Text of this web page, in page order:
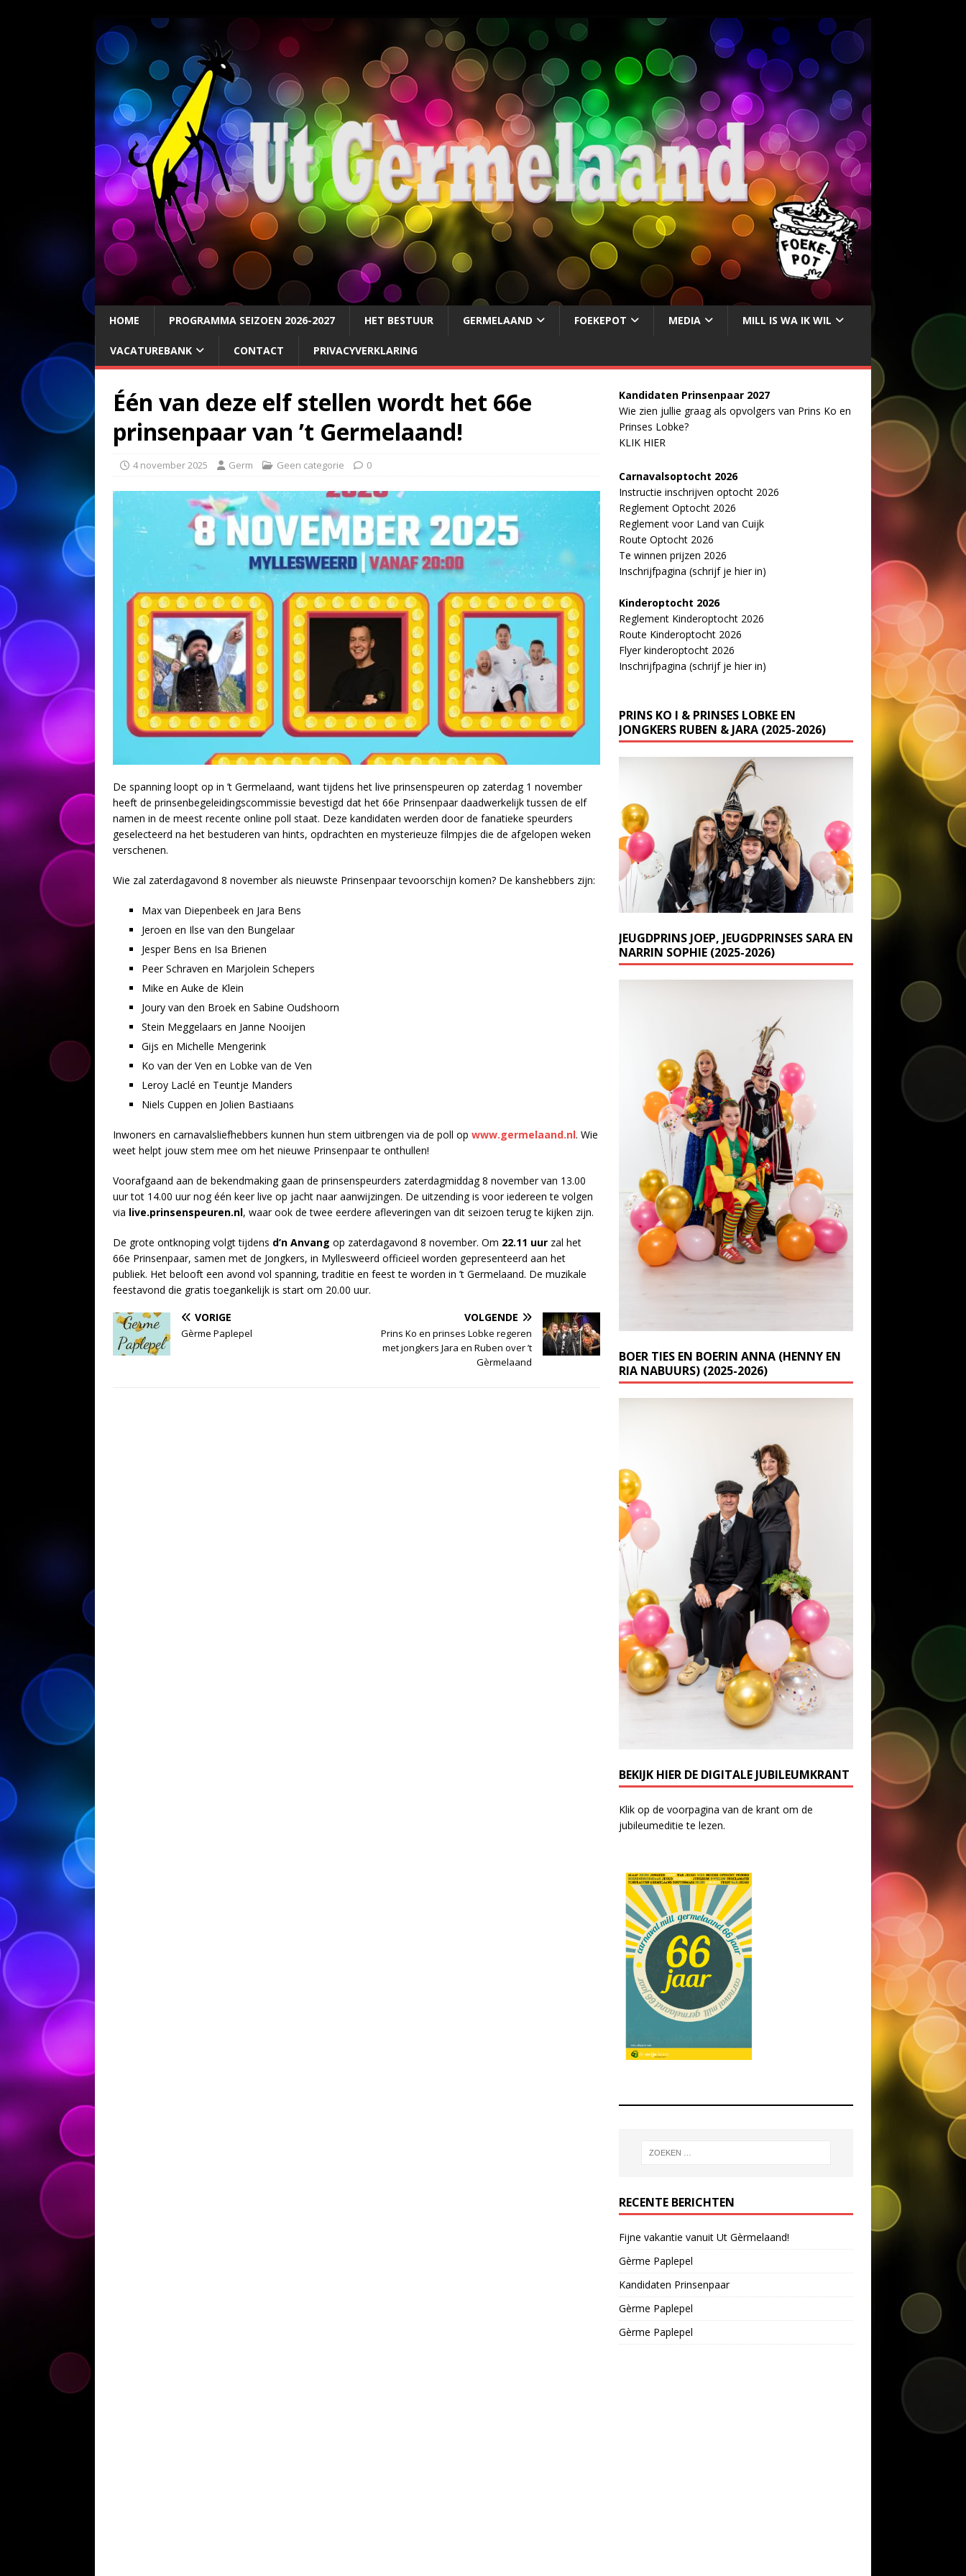
HOME PROGRAMMA SEIZOEN 2026-2027 HET BESTUUR GERMELAAND FOEKEPOT MEDIA MILL IS WA IK WIL
VACATUREBANK CONTACT PRIVACYVERKLARING
Één van deze elf stellen wordt het 66e
prinsenpaar van ’t Germelaand!
4 november 2025 Germ Geen categorie 0
De spanning loopt op in ’t Germelaand, want tijdens het live prinsenspeuren op zaterdag 1 november
heeft de prinsenbegeleidingscommissie bevestigd dat het 66e Prinsenpaar daadwerkelijk tussen de elf
namen in de meest recente online poll staat. Deze kandidaten werden door de fanatieke speurders
geselecteerd na het bestuderen van hints, opdrachten en mysterieuze filmpjes die de afgelopen weken
verschenen.
Wie zal zaterdagavond 8 november als nieuwste Prinsenpaar tevoorschijn komen? De kanshebbers zijn:
Max van Diepenbeek en Jara Bens
Jeroen en Ilse van den Bungelaar
Jesper Bens en Isa Brienen
Peer Schraven en Marjolein Schepers
Mike en Auke de Klein
Joury van den Broek en Sabine Oudshoorn
Stein Meggelaars en Janne Nooijen
Gijs en Michelle Mengerink
Ko van der Ven en Lobke van de Ven
Leroy Laclé en Teuntje Manders
Niels Cuppen en Jolien Bastiaans
Inwoners en carnavalsliefhebbers kunnen hun stem uitbrengen via de poll op www.germelaand.nl. Wie
weet helpt jouw stem mee om het nieuwe Prinsenpaar te onthullen!
Voorafgaand aan de bekendmaking gaan de prinsenspeurders zaterdagmiddag 8 november van 13.00
uur tot 14.00 uur nog één keer live op jacht naar aanwijzingen. De uitzending is voor iedereen te volgen
via live.prinsenspeuren.nl, waar ook de twee eerdere afleveringen van dit seizoen terug te kijken zijn.
De grote ontknoping volgt tijdens d’n Anvang op zaterdagavond 8 november. Om 22.11 uur zal het
66e Prinsenpaar, samen met de Jongkers, in Myllesweerd officieel worden gepresenteerd aan het
publiek. Het belooft een avond vol spanning, traditie en feest te worden in ’t Germelaand. De muzikale
feestavond die gratis toegankelijk is start om 20.00 uur.
VORIGE
Gèrme Paplepel
VOLGENDE
Prins Ko en prinses Lobke regeren
met jongkers Jara en Ruben over ’t
Gèrmelaand
Kandidaten Prinsenpaar 2027
Wie zien jullie graag als opvolgers van Prins Ko en
Prinses Lobke?
KLIK HIER
Carnavalsoptocht 2026
Instructie inschrijven optocht 2026
Reglement Optocht 2026
Reglement voor Land van Cuijk
Route Optocht 2026
Te winnen prijzen 2026
Inschrijfpagina (schrijf je hier in)
Kinderoptocht 2026
Reglement Kinderoptocht 2026
Route Kinderoptocht 2026
Flyer kinderoptocht 2026
Inschrijfpagina (schrijf je hier in)
PRINS KO I & PRINSES LOBKE EN
JONGKERS RUBEN & JARA (2025-2026)
JEUGDPRINS JOEP, JEUGDPRINSES SARA EN
NARRIN SOPHIE (2025-2026)
BOER TIES EN BOERIN ANNA (HENNY EN
RIA NABUURS) (2025-2026)
BEKIJK HIER DE DIGITALE JUBILEUMKRANT
Klik op de voorpagina van de krant om de
jubileumeditie te lezen.
RECENTE BERICHTEN
Fijne vakantie vanuit Ut Gèrmelaand!
Gèrme Paplepel
Kandidaten Prinsenpaar
Gèrme Paplepel
Gèrme Paplepel